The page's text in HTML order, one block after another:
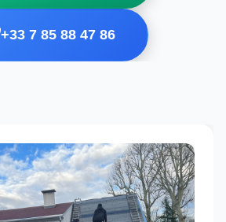
+33 7 85 88 47 86